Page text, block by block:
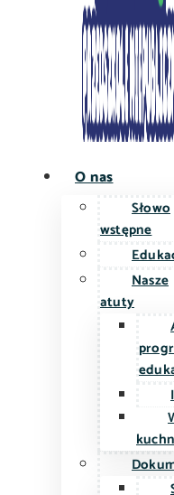
O nas
Słowo
wstępne
Nasze
atuty